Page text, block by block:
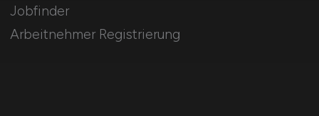
Jobfinder
Arbeitnehmer Registrierung